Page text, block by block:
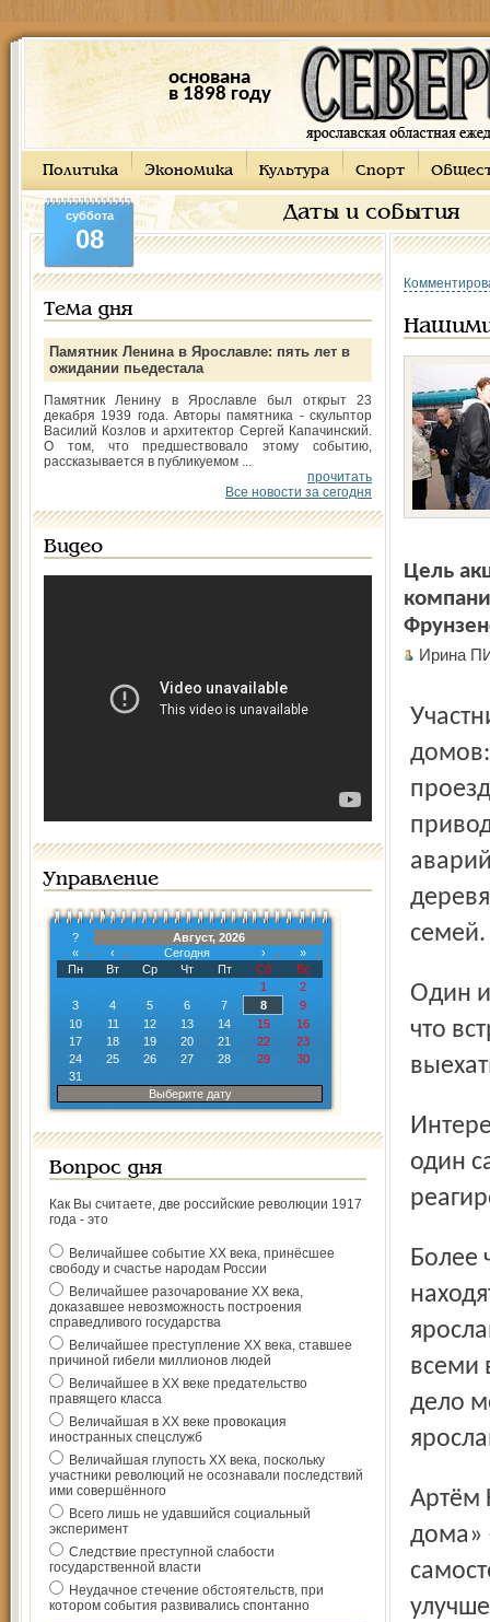
основана
в 1898 году
Политика Экономика Культура Спорт
Даты и события
суббота
08
Тема дня
Памятник Ленина в Ярославле: пять лет в
ожидании пьедестала
Памятник Ленину в Ярославле был открыт 23
декабря 1939 года. Авторы памятника - скульптор
Василий Козлов и архитектор Сергей Капачинский.
О том, что предшествовало этому событию,
рассказывается в публикуемом ...
прочитать
Все новости за сегодня
Видео
Управление
?
Август, 2026
«
‹ Сегодня ›
»
Пн
Вт Ср Чт Пт Сб
Вс
1
2
3
4 5 6 7 8
9
10
11 12 13 14 15
16
17
18 19 20 21 22
23
24
25 26 27 28 29
30
31
Выберите дату
Вопрос дня
Как Вы считаете, две российские революции 1917
года - это
Величайшее событие ХХ века, принёсшее
свободу и счастье народам России
Величайшее разочарование ХХ века,
доказавшее невозможность построения
справедливого государства
Величайшее преступление ХХ века, ставшее
причиной гибели миллионов людей
Величайшее в ХХ веке предательство
правящего класса
Величайшая в ХХ веке провокация
иностранных спецслужб
Величайшая глупость ХХ века, поскольку
участники революций не осознавали последствий
ими совершённого
Всего лишь не удавшийся социальный
эксперимент
Следствие преступной слабости
государственной власти
Неудачное стечение обстоятельств, при
котором события развивались спонтанно
Нашими
Цель
Ирина
Участники пикета представили на стенде фотографии двух
семей.
Один из организаторов акции Артём Козлов рассказал,
что
Интересно, что на восемь домов в этой УК приходится
один
Более чем странно и то, что главные руководители УК
всеми
дело
Артём Козлов отметил, что основная задача проекта «Все
дома»